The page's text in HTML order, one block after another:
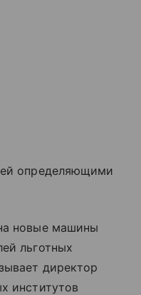
определяющими
новые машины
льготных
директор
институтов